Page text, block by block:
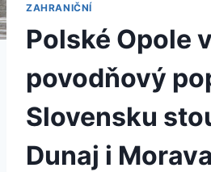
ZAHRANIČNÍ
Polské Opole
povodňový
Slovensku
Dunaj i Morava